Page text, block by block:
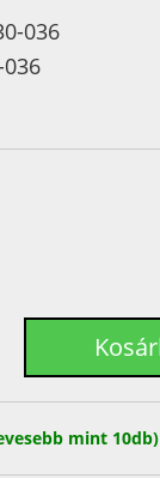
036
mint 10db)